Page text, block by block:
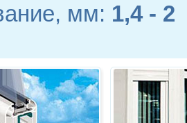
мм: 1,4 - 2